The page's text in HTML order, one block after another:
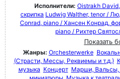
Исполнители: Oistrakh
скрипка Ludwig Walther, tenor /
Conrad, piano / Хансен Конрад,
piano / Рихтер
Показать
Жанры: Orchesterwerke
(Страсти, Мессы, Реквиемы и т.д.)
музыка Концерт Марши, Вальсы,